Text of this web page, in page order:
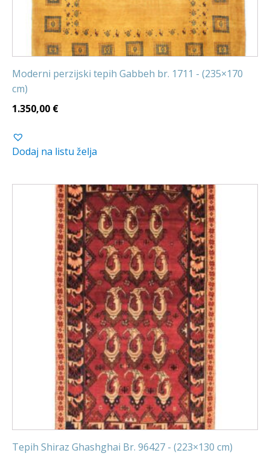
Moderni perzijski tepih Gabbeh br. 1711 - (235×170
cm)
1.350,00 €
Dodaj na listu želja
Tepih Shiraz Ghashghai Br. 96427 - (223×130 cm)